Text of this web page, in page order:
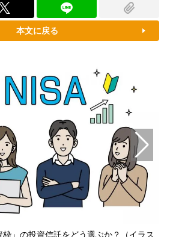
本文に戻る
」の投資信託をどう選ぶか？（イラス